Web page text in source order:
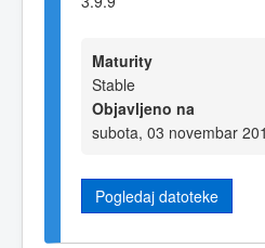
Maturity
Stable
Objavljeno na
subota, 03 novembar
Pogledaj datoteke